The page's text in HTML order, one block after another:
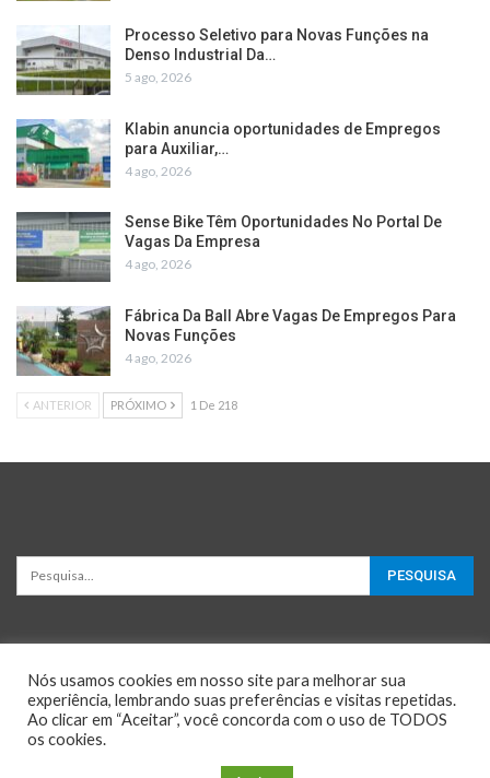
Processo Seletivo para Novas Funções na
Denso Industrial Da…
5 ago, 2026
Klabin anuncia oportunidades de Empregos
para Auxiliar,…
4 ago, 2026
Sense Bike Têm Oportunidades No Portal De
Vagas Da Empresa
4 ago, 2026
Fábrica Da Ball Abre Vagas De Empregos Para
Novas Funções
4 ago, 2026
ANTERIOR PRÓXIMO 1 De 218
© 2026 - Oportunidades e Negócios. All Rights Reserved.
Nós usamos cookies em nosso site para melhorar sua
experiência, lembrando suas preferências e visitas repetidas.
Ao clicar em “Aceitar”, você concorda com o uso de TODOS
os cookies.